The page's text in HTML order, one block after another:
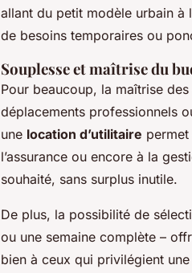
allant du petit modèle urbain
de besoins temporaires ou
Souplesse et maîtrise du
Pour beaucoup, la maîtrise
déplacements professionnels
une location d’utilitaire permet
l’assurance ou encore à la
souhaité, sans surplus inutile.
De plus, la possibilité de
ou une semaine complète –
bien à ceux qui privilégient une